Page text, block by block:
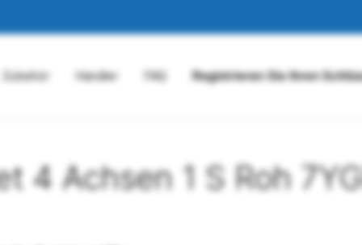
Zubehör Händler FAQ Registrieren Sie Ihren
4 Achsen 1 S Roh